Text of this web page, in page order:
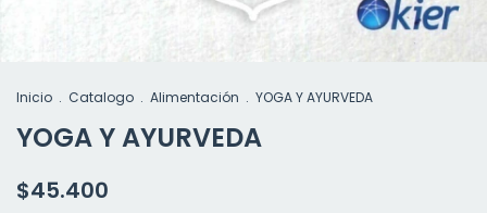
Inicio . Catalogo . Alimentación . YOGA Y AYURVEDA
YOGA Y AYURVEDA
$45.400